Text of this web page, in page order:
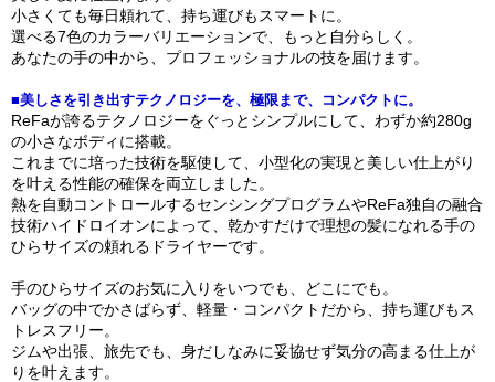
小さくても毎日頼れて、持ち運びもスマートに。
選べる7色のカラーバリエーションで、もっと自分らしく。
あなたの手の中から、プロフェッショナルの技を届けます。
■美しさを引き出すテクノロジーを、極限まで、コンパクトに。
ReFaが誇るテクノロジーをぐっとシンプルにして、わずか約280g
の小さなボディに搭載。
これまでに培った技術を駆使して、小型化の実現と美しい仕上がり
を叶える性能の確保を両立しました。
熱を自動コントロールするセンシングプログラムやReFa独自の融合
技術ハイドロイオンによって、乾かすだけで理想の髪になれる手の
ひらサイズの頼れるドライヤーです。
手のひらサイズのお気に入りをいつでも、どこにでも。
バッグの中でかさばらず、軽量・コンパクトだから、持ち運びもス
トレスフリー。
ジムや出張、旅先でも、身だしなみに妥協せず気分の高まる仕上が
りを叶えます。